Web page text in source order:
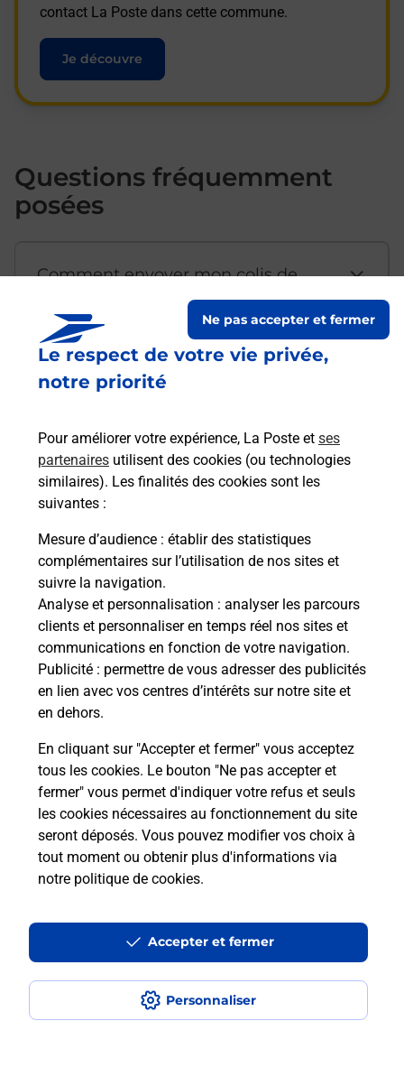
Le respect de votre vie privée,
notre priorité
Pour améliorer votre expérience, La Poste et ses
partenaires utilisent des cookies (ou technologies
similaires). Les finalités des cookies sont les
suivantes :
Mesure d’audience : établir des statistiques
complémentaires sur l’utilisation de nos sites et
suivre la navigation.
Analyse et personnalisation : analyser les parcours
clients et personnaliser en temps réel nos sites et
communications en fonction de votre navigation.
Publicité : permettre de vous adresser des publicités
en lien avec vos centres d’intérêts sur notre site et
en dehors.
En cliquant sur "Accepter et fermer" vous acceptez
tous les cookies. Le bouton "Ne pas accepter et
fermer" vous permet d'indiquer votre refus et seuls
les cookies nécessaires au fonctionnement du site
seront déposés. Vous pouvez modifier vos choix à
tout moment ou obtenir plus d'informations via
notre politique de cookies.
Personnaliser
Ne pas accepter et fermer
Accepter et fermer
contact La Poste dans cette commune.
Je découvre
Questions fréquemment
posées
Comment envoyer mon colis de
Est-il possible d’acheter un
emballage directement depuis un
Comment demander une
modification de livraison ?
Comment La Poste participe-t-elle
à votre sécurité au quotidien ?
Puis-je passer mon code de la route
avec La Poste et sous quelles
conditions ?
Localiser Liste Eure-et-Loir ST PREST
Accessibilité : partiellement conforme
Conditions contractuelles
Mentions légales